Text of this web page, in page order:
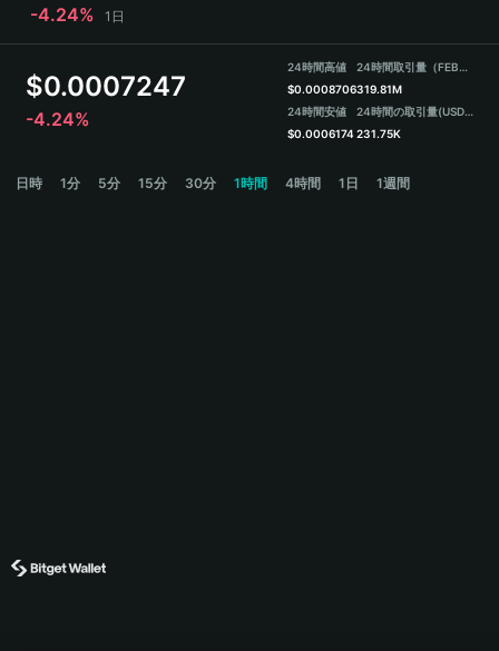
ภาษาไทย
हिन्दी
Español
Português (Brasil)
-4.24%
1日
$0.0007247
-4.24%
24時間高値
$0.0008706
24時間安値
$0.0006174
24時間取引量（FEBU）
319.81M
24時間の取引量(USDT)
231.75K
日時 1分 5分 15分 30分 1時間 4時間 1日 1週間